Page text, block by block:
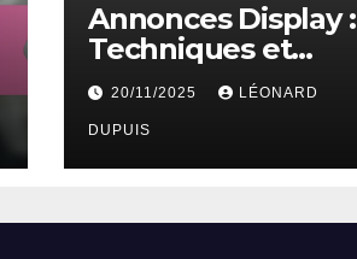
Annonces Display :
Techniques et
avantages des tests
A/B
20/11/2025 LÉONARD
DUPUIS